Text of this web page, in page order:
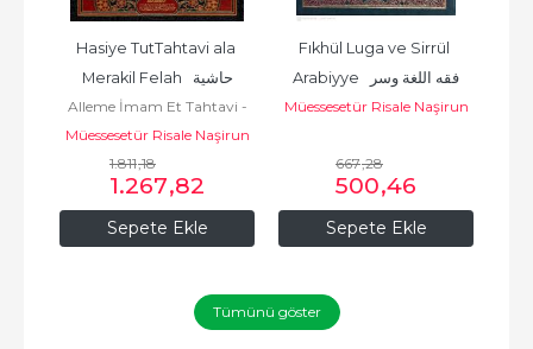
Sepete Ekle
Hasiye TutTahtavi ala
Merakil Felah  حاشية
الطحطاوي على مراقي الفلاح
Alleme İmam Et Tahtavi -
العلامة أحمد الطحطاوي
Müessesetür Risale Naşirun
مؤسسة الرسالة ناشرون
1.811,18
1.267,82
Sepete Ekle
Fıkhül Luga ve Sirrül
Arabiyye  فقه اللغة وسر
العربية
Müessesetür Risale Naşirun
667,28
500,46
Tümünü göster